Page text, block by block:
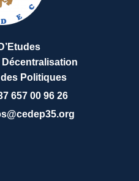
Politiques
657 00 96 26